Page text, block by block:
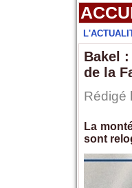
Bakel
de la
Rédigé
La
sont